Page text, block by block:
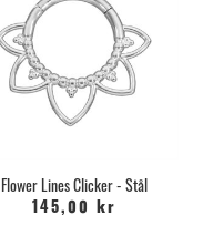
Flower Lines Clicker - Stål
145,00 kr